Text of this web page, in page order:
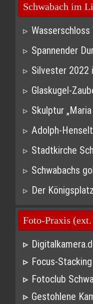
Schwabach im
Spannender
Silvester 2022
Glaskugel-
Skulptur
Adolph-
Stadtkirche
Schwabachs
Der
Foto-Praxis
Focus-
Fotoclub
Gestohlene